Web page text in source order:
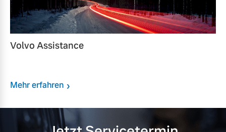
Volvo Assistance
Mehr erfahren